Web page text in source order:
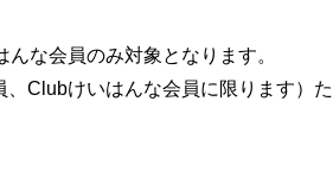
な会員のみ対象となります。
Clubけいはんな会員に限ります）